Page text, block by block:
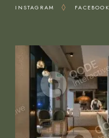
INSTAGRAM FACEBOOK